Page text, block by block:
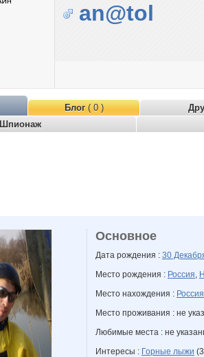
an@tol
Блог( 0 )
Шпионаж
Основное
Дата рождения : 30
Место рождения : Россия,
Место нахождения : Россия
Место проживания : не
Любимые места : не
Интересы : Горные лыжи